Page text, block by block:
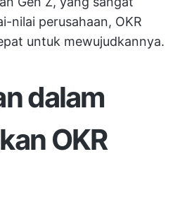
nilai perusahaan, OKR
untuk mewujudkannya.
dalam
OKR